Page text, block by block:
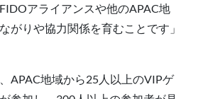
アライアンスや他のAPAC地
がりや協力関係を育むことです」
APAC地域から25人以上のVIPゲ